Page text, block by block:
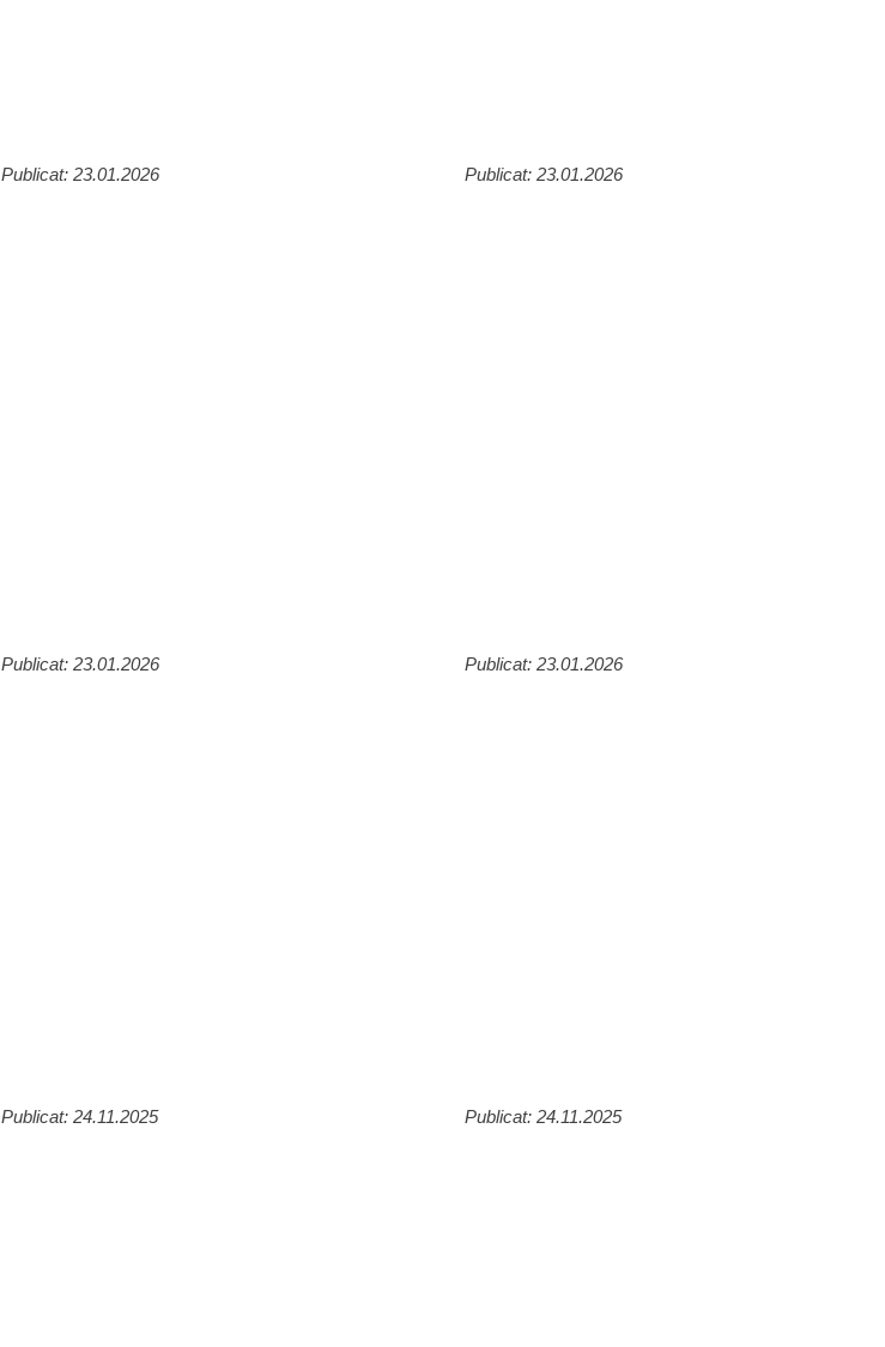
Publicat: 23.01.2026 Publicat: 23.01.2026
Publicat: 23.01.2026 Publicat: 23.01.2026
Publicat: 24.11.2025 Publicat: 24.11.2025